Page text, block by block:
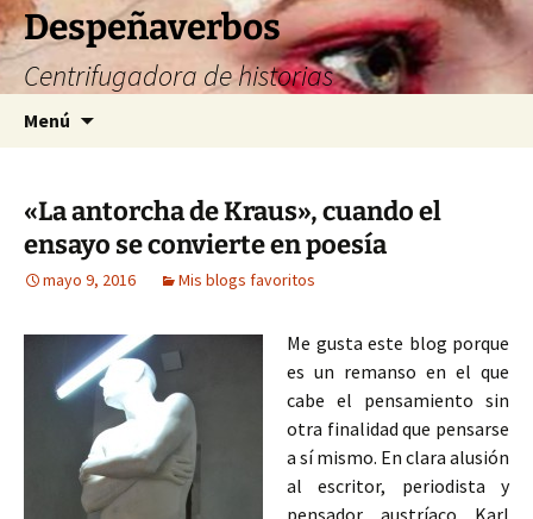
Saltar
al
contenido
Despeñaverbos
Centrifugadora de historias
Menú
«La antorcha de Kraus», cuando el
ensayo se convierte en poesía
mayo 9, 2016 Mis blogs favoritos
Me gusta este blog porque
es un remanso en el que
cabe el pensamiento sin
otra finalidad que pensarse
a sí mismo. En clara alusión
al escritor, periodista y
pensador austríaco Karl